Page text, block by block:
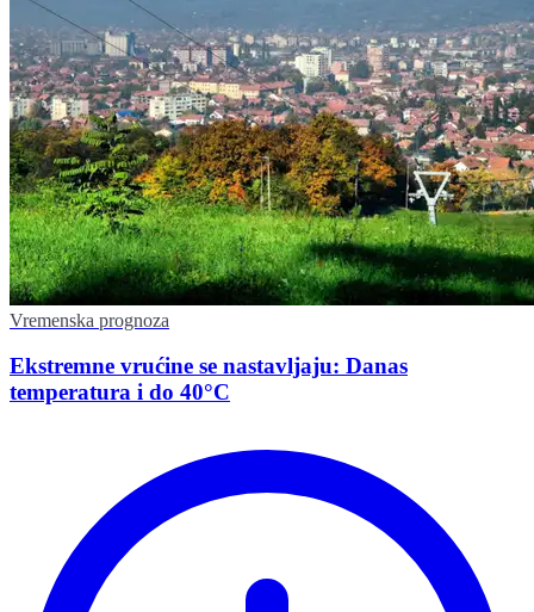
Vremenska prognoza
Ekstremne vrućine se nastavljaju: Danas
temperatura i do 40°C